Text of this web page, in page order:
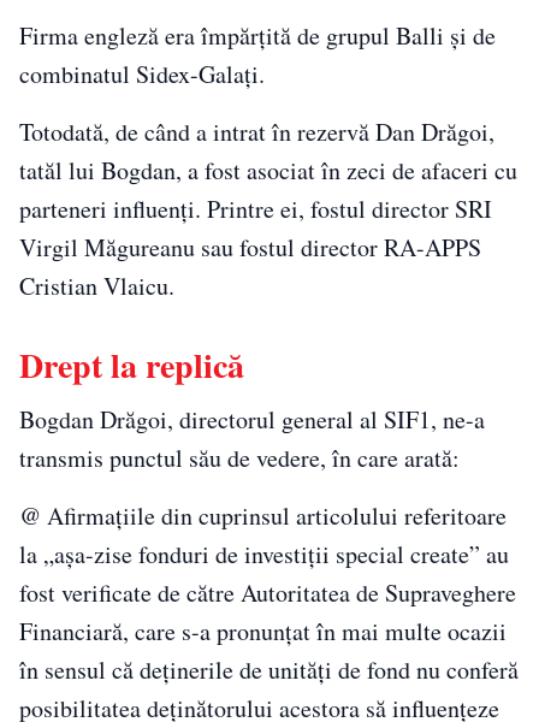
Firma engleză era împărțită de grupul Balli și de
combinatul Sidex-Galați.
Totodată, de când a intrat în rezervă Dan Drăgoi,
tatăl lui Bogdan, a fost asociat în zeci de afaceri cu
parteneri influenți. Printre ei, fostul director SRI
Virgil Măgureanu sau fostul director RA-APPS
Cristian Vlaicu.
Drept la replică
Bogdan Drăgoi, directorul general al SIF1, ne-a
transmis punctul său de vedere, în care arată:
@ Afirmațiile din cuprinsul articolului referitoare
la „așa-zise fonduri de investiții special create” au
fost verificate de către Autoritatea de Supraveghere
Financiară, care s-a pronunțat în mai multe ocazii
în sensul că deținerile de unități de fond nu conferă
posibilitatea deținătorului acestora să influențeze